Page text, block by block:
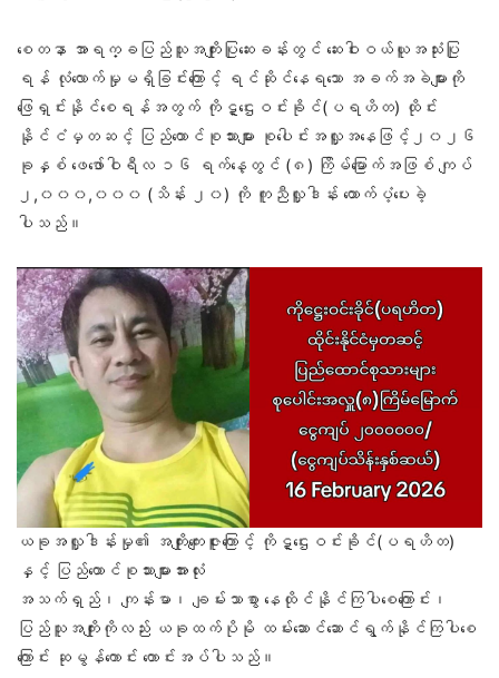
စေတနာ အာရက္ခပြည်သူအကျိုးပြုဆေးခန်းတွင် ဆေးဝါးဝယ်ယူအသုံးပြု
ရန် လုံလောက်မှုမရှိခြင်းကြောင့် ရင်ဆိုင်နေရသော အခက်အခဲများကို
ဖြေရှင်းနိုင်စေရန်အတွက် ကိုဋ္ဌေးဝင်းခိုင်(ပရဟိတ) ထိုင်း
နိုင်ငံမှတဆင့် ပြည်ထောင်စုသားများ စုပေါင်းအလှူအနေဖြင့်၂၀၂၆
ခုနှစ် ဖေဖော်ဝါရီလ ၁၆ ရက်နေ့တွင် (၈) ကြိမ်မြောက်အဖြစ် ကျပ်
၂,၀၀၀,၀၀၀ (သိန်း ၂၀) ကို ကူညီလှူဒါန်း ထောက်ပံ့ပေးခဲ့
ပါသည်။
ယခုအလှူဒါန်းမှု၏ အကျိုးကျေးဇူးကြောင့် ကိုဋ္ဌေးဝင်းခိုင်(ပရဟိတ)
နှင့် ပြည်ထောင်စုသားများအားလုံး
အသက်ရှည်၊ ကျန်းမာ၊ ချမ်းသာစွာ နေထိုင်နိုင်ကြပါစေကြောင်း၊
ပြည်သူအကျိုးကိုလည်း ယခုထက်ပိုမို ထမ်းဆောင်ဆောင်ရွက်နိုင်ကြပါစေ
ကြောင်း ဆုမွန်ကောင်း တောင်းအပ်ပါသည်။